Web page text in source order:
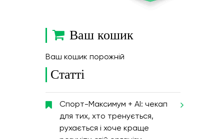
Ваш кошик
Ваш кошик порожній
Статті
Спорт-Максимум + AI: чекап
для тих, хто тренується,
рухається і хоче краще